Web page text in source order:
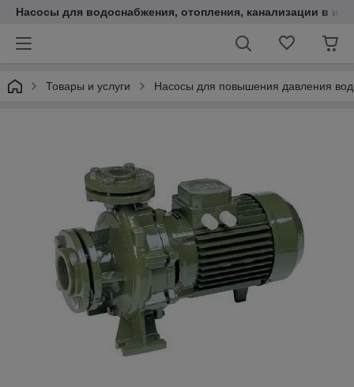
Насосы для водоснабжения, отопления, канализации в
Товары и услуги Насосы для повышения давления